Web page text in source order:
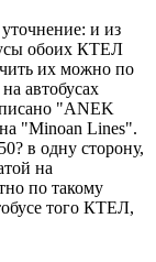
и из
обоих КТЕЛ
их можно по
автобусах
"ANEK
"Minoan Lines".
в одну сторону,
на
по такому
того КТЕЛ,